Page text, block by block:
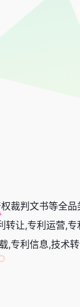
裁判文书等全
让,专利运营,
,专利信息,技术